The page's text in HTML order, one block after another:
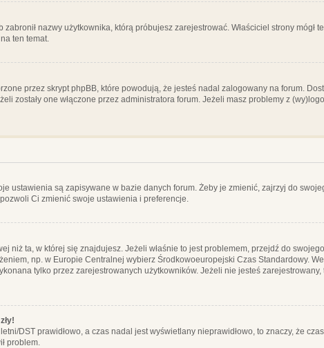
zabronił nazwy użytkownika, którą próbujesz zarejestrować. Właściciel strony mógł
ten temat.
przez skrypt phpBB, które powodują, że jesteś nadal zalogowany na forum.
zostały one włączone przez administratora forum. Jeżeli masz problemy z
ustawienia są zapisywane w bazie danych forum. Żeby je zmienić, zajrzyj do
Ci zmienić swoje ustawienia i preferencje.
niż ta, w której się znajdujesz. Jeżeli właśnie to jest problemem, przejdź do
np. w Europie Centralnej wybierz Środkowoeuropejski Czas Standardowy.
tylko przez zarejestrowanych użytkowników. Jeżeli nie jesteś zarejestrowany,
DST prawidłowo, a czas nadal jest wyświetlany nieprawidłowo, to znaczy, że
problem.